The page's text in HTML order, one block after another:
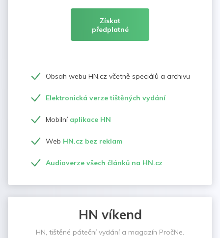
Získat
předplatné
Obsah webu HN.cz včetně speciálů a archivu
Elektronická verze tištěných vydání
Mobilní aplikace HN
Web HN.cz bez reklam
Audioverze všech článků na HN.cz
HN víkend
HN, tištěné páteční vydání a magazín PročNe.